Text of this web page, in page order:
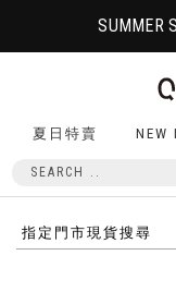
SUMMER
夏日特賣 NEW
指定門市現貨搜尋